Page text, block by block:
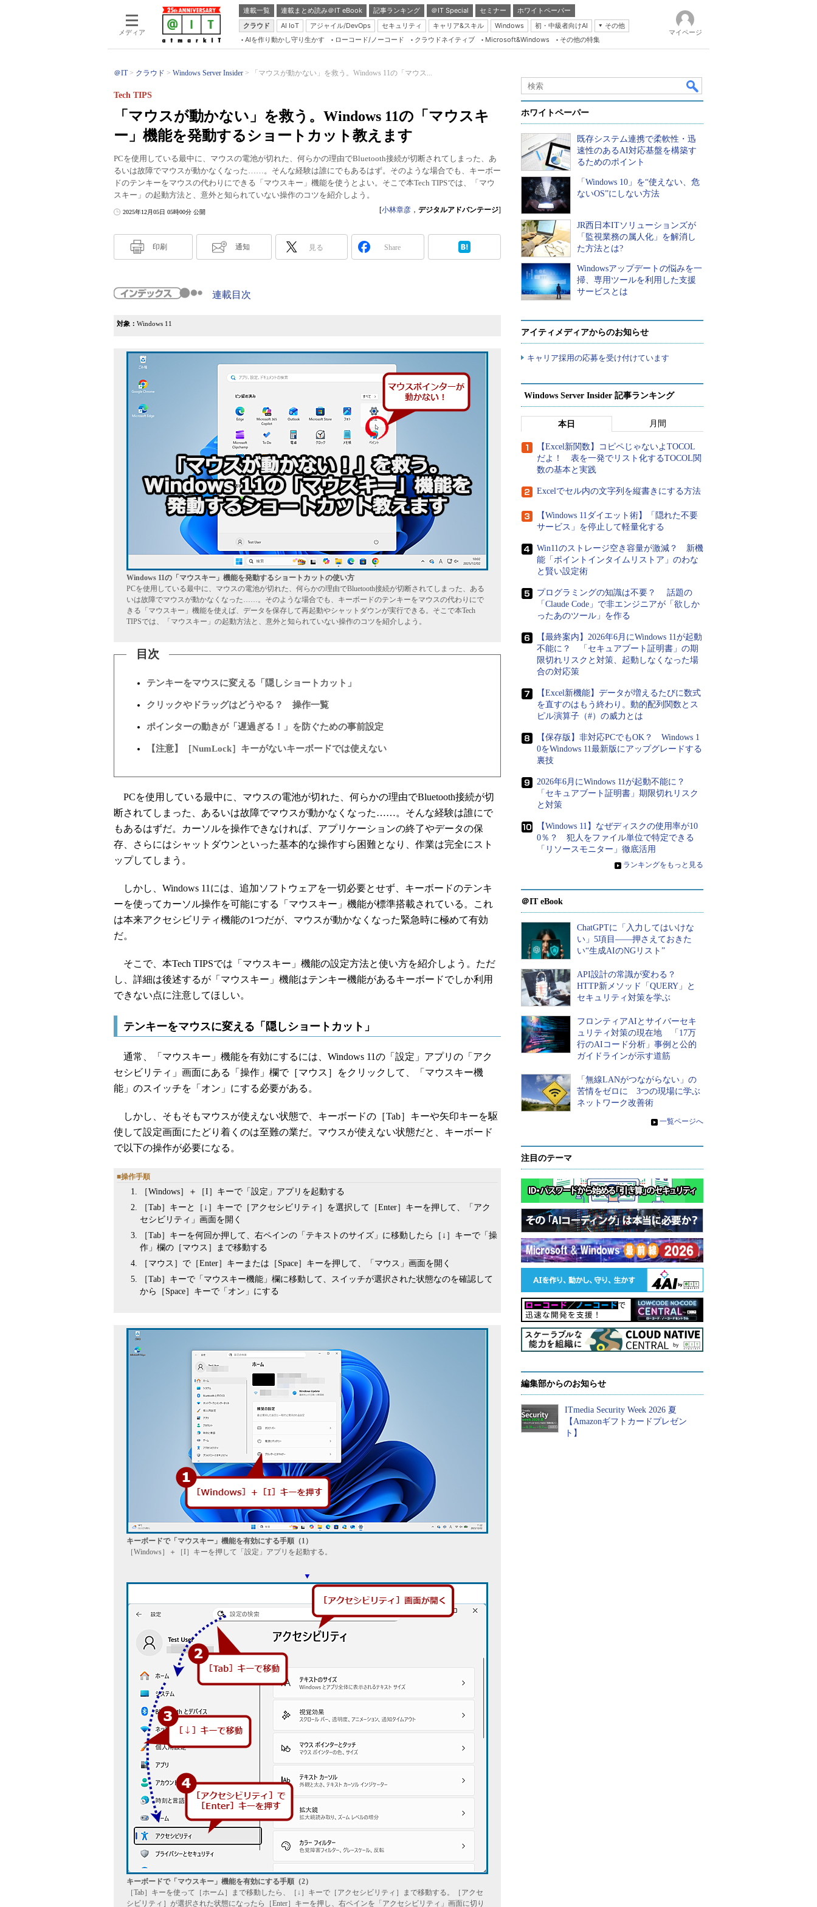
メディア
連載一覧 連載まとめ読み＠IT eBook 記事ランキング ＠IT Special セミナー
ホワイトペーパー
クラウド
AI IoT アジャイル/DevOps セキュリティ キャリア&スキル Windows 初・中級者向けAI
その他
Server & Storage
Java Agile
Database Expert
Linux ＆ OSS
Master of IP Network
Security & Trust
AIを作り動かし守り生かす ローコード/ノーコード クラウドネイティブ Microsoft&Windows その他の特集
マイページ
＠IT クラウド Windows Server Insider 「マウスが動かない」を救う。Windows 11の「マウス...
「マウスが動かない」を救う。Windows 11の「マウスキ
ー」機能を発動するショートカット教えます
Tech TIPS
PCを使用している最中に、マウスの電池が切れた、何らかの理由でBluetooth接続が切断されてしまった、あ
るいは故障でマウスが動かなくなった……。そんな経験は誰にでもあるはず。そのような場合でも、キーボー
ドのテンキーをマウスの代わりにできる「マウスキー」機能を使うとよい。そこで本Tech TIPSでは、「マウ
スキー」の起動方法と、意外と知られていない操作のコツを紹介しよう。
2025年12月05日 05時00分 公開 [小林章彦 ， デジタルアドバンテージ]
印刷 通知 見る Share
連載目次
対象： Windows 11
Windows 11の「マウスキー」機能を発動するショートカットの使い方
PCを使用している最中に、マウスの電池が切れた、何らかの理由でBluetooth接続が切断されてしまった、ある
いは故障でマウスが動かなくなった……。そのような場合でも、キーボードのテンキーをマウスの代わりにで
きる「マウスキー」機能を使えば、データを保存して再起動やシャットダウンが実行できる。そこで本Tech
TIPSでは、「マウスキー」の起動方法と、意外と知られていない操作のコツを紹介しよう。
目次
テンキーをマウスに変える「隠しショートカット」
クリックやドラッグはどうやる？ 操作一覧
ポインターの動きが「遅過ぎる！」を防ぐための事前設定
【注意】［NumLock］キーがないキーボードでは使えない
PCを使用している最中に、マウスの電池が切れた、何らかの理由でBluetooth接続が切
断されてしまった、あるいは故障でマウスが動かなくなった……。そんな経験は誰にで
もあるはずだ。カーソルを操作できなければ、アプリケーションの終了やデータの保
存、さらにはシャットダウンといった基本的な操作すら困難となり、作業は完全にスト
ップしてしまう。
しかし、Windows 11には、追加ソフトウェアを一切必要とせず、キーボードのテンキ
ーを使ってカーソル操作を可能にする「マウスキー」機能が標準搭載されている。これ
は本来アクセシビリティ機能の1つだが、マウスが動かなくなった緊急時に極めて有効
だ。
そこで、本Tech TIPSでは「マウスキー」機能の設定方法と使い方を紹介しよう。ただ
し、詳細は後述するが「マウスキー」機能はテンキー機能があるキーボードでしか利用
できない点に注意してほしい。
テンキーをマウスに変える「隠しショートカット」
通常、「マウスキー」機能を有効にするには、Windows 11の「設定」アプリの「アク
セシビリティ」画面にある「操作」欄で［マウス］をクリックして、「マウスキー機
能」のスイッチを「オン」にする必要がある。
しかし、そもそもマウスが使えない状態で、キーボードの［Tab］キーや矢印キーを駆
使して設定画面にたどり着くのは至難の業だ。マウスが使えない状態だと、キーボード
で以下の操作が必要になる。
■操作手順
［Windows］＋［I］キーで「設定」アプリを起動する
［Tab］キーと［↓］キーで［アクセシビリティ］を選択して［Enter］キーを押して、「アク
セシビリティ」画面を開く
［Tab］キーを何回か押して、右ペインの「テキストのサイズ」に移動したら［↓］キーで「操
作」欄の［マウス］まで移動する
［マウス］で［Enter］キーまたは［Space］キーを押して、「マウス」画面を開く
［Tab］キーで「マウスキー機能」欄に移動して、スイッチが選択された状態なのを確認して
から［Space］キーで「オン」にする
キーボードで「マウスキー」機能を有効にする手順（1）
［Windows］＋［I］キーを押して「設定」アプリを起動する。
▼
キーボードで「マウスキー」機能を有効にする手順（2）
［Tab］キーを使って［ホーム］まで移動したら、［↓］キーで［アクセシビリティ］まで移動する。［アクセ
シビリティ］が選択された状態になったら［Enter］キーを押し、右ペインを「アクセシビリティ」画面に切り
ホワイトペーパー
既存システム連携で柔軟性・迅
速性のあるAI対応基盤を構築す
るためのポイント
「Windows 10」を“使えない、危
ないOS”にしない方法
JR西日本ITソリューションズが
「監視業務の属人化」を解消し
た方法とは?
Windowsアップデートの悩みを一
掃、専用ツールを利用した支援
サービスとは
アイティメディアからのお知らせ
キャリア採用の応募を受け付けています
Windows Server Insider 記事ランキング
本日 月間
【Excel新関数】コピペじゃないよTOCOL
だよ！ 表を一発でリスト化するTOCOL関
数の基本と実践
Excelでセル内の文字列を縦書きにする方法
【Windows 11ダイエット術】「隠れた不要
サービス」を停止して軽量化する
Win11のストレージ空き容量が激減？ 新機
能「ポイントインタイムリストア」のわな
と賢い設定術
プログラミングの知識は不要？ 話題の
「Claude Code」で非エンジニアが「欲しか
ったあのツール」を作る
【最終案内】2026年6月にWindows 11が起動
不能に？ 「セキュアブート証明書」の期
限切れリスクと対策、起動しなくなった場
合の対応策
【Excel新機能】データが増えるたびに数式
を直すのはもう終わり。動的配列関数とス
ピル演算子（#）の威力とは
【保存版】非対応PCでもOK？ Windows 1
0をWindows 11最新版にアップグレードする
裏技
2026年6月にWindows 11が起動不能に？
「セキュアブート証明書」期限切れリスク
と対策
【Windows 11】なぜディスクの使用率が10
0％？ 犯人をファイル単位で特定できる
「リソースモニター」徹底活用
» ランキングをもっと見る
＠IT eBook
ChatGPTに「入力してはいけな
い」5項目――押さえておきた
い“生成AIのNGリスト”
API設計の常識が変わる？
HTTP新メソッド「QUERY」と
セキュリティ対策を学ぶ
フロンティアAIとサイバーセキ
ュリティ対策の現在地 「17万
行のAIコード分析」事例と公的
ガイドラインが示す道筋
「無線LANがつながらない」の
苦情をゼロに 3つの現場に学ぶ
ネットワーク改善術
» 一覧ページへ
注目のテーマ
編集部からのお知らせ
ITmedia Security Week 2026 夏
【Amazonギフトカードプレゼン
ト】